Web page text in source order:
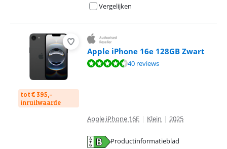
Vergelijken
tot € 395,-
inruilwaarde
Apple iPhone 16e 128GB Zwart
Beoordeling is 8,8 van de 10, gebaseerd op 40 reviews.
40 reviews
Apple iPhone 16E | Klein | 2025
Productinformatieblad